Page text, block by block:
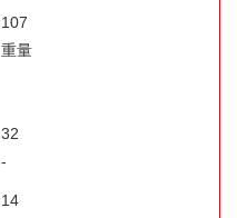
107
重量
32
-
14